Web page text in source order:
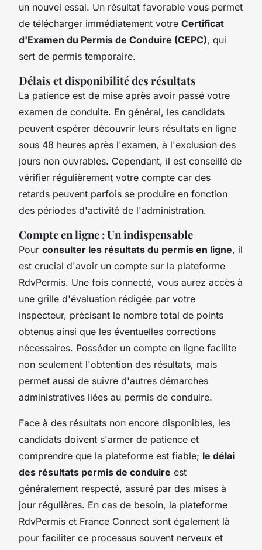
un nouvel essai. Un résultat favorable vous permet
de télécharger immédiatement votre Certificat
d'Examen du Permis de Conduire (CEPC), qui
sert de permis temporaire.
Délais et disponibilité des résultats
La patience est de mise après avoir passé votre
examen de conduite. En général, les candidats
peuvent espérer découvrir leurs résultats en ligne
sous 48 heures après l'examen, à l'exclusion des
jours non ouvrables. Cependant, il est conseillé de
vérifier régulièrement votre compte car des
retards peuvent parfois se produire en fonction
des périodes d'activité de l'administration.
Compte en ligne : Un indispensable
Pour consulter les résultats du permis en ligne, il
est crucial d'avoir un compte sur la plateforme
RdvPermis. Une fois connecté, vous aurez accès à
une grille d'évaluation rédigée par votre
inspecteur, précisant le nombre total de points
obtenus ainsi que les éventuelles corrections
nécessaires. Posséder un compte en ligne facilite
non seulement l'obtention des résultats, mais
permet aussi de suivre d'autres démarches
administratives liées au permis de conduire.
Face à des résultats non encore disponibles, les
candidats doivent s'armer de patience et
comprendre que la plateforme est fiable; le délai
des résultats permis de conduire est
généralement respecté, assuré par des mises à
jour régulières. En cas de besoin, la plateforme
RdvPermis et France Connect sont également là
pour faciliter ce processus souvent nerveux et